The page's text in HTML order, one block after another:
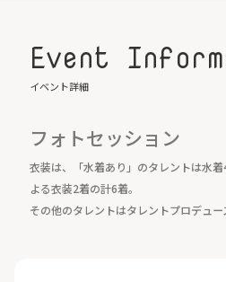
Event
イベント詳細
フォトセッション
衣装は、「水着あり」のタレントは水
よる衣装2着の計6着。
その他のタレントはタレントプロデュー